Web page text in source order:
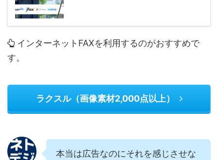
インターネットFAXを利用するのがおすすめで
す。
ラクスル（画像素材2,000点以上）
本当は広告なのにそれを感じさせな